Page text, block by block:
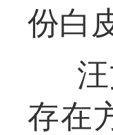
份白
存在